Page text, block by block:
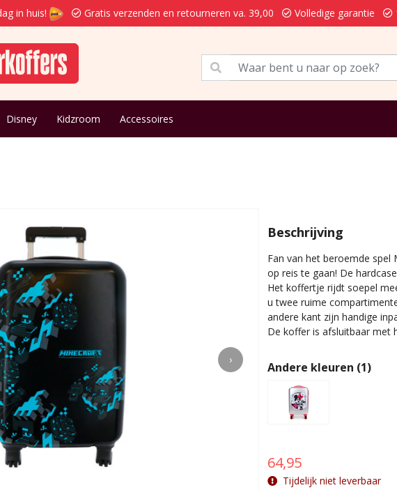
in huis! Gratis verzenden en retourneren va. 39,00 Volledige garantie
Disney Kidzroom Accessoires
›
Beschrijving
Fan van het beroemde
op reis te gaan! De
Het koffertje rijdt soepel
u twee ruime
andere kant zijn handige
De koffer is afsluitbaar met
Andere kleuren (1)
64,95
Tijdelijk niet leverbaar